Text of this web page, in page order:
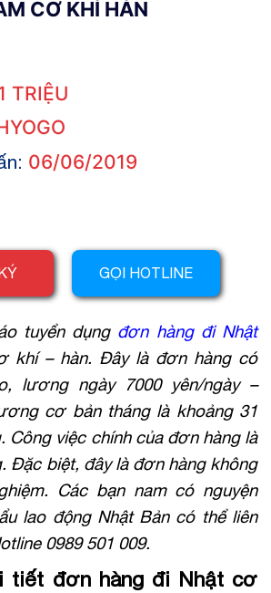
CƠ KHÍ HÀN
TRIỆU
06/06/2019
GỌI HOTLINE
tuyển dụng đơn hàng đi Nhật
khí – hàn. Đây là đơn hàng có
lương ngày 7000 yên/ngày –
cơ bản tháng là khoảng 31
Công việc chính của đơn hàng là
Đặc biệt, đây là đơn hàng không
Các bạn nam có nguyện
lao động Nhật Bản có thể liên
0989 501 009.
tiết đơn hàng đi Nhật cơ